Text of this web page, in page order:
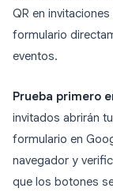
QR en
formulario
eventos.
Prueba primero
invitados abrirán
formulario en
navegador y
que los botones